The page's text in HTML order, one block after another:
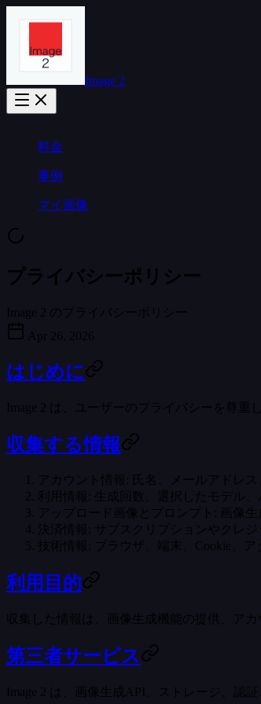
Image 2
料金
事例
マイ画像
プライバシーポリシー
Image 2 のプライバシーポリシー
Apr 26, 2026
はじめに
Image 2 は、ユーザーのプライバシーを尊
収集する情報
アカウント情報
: 氏名、メールアドレ
利用情報
: 生成回数、選択したモデル
アップロード画像とプロンプト
: 画像
決済情報
: サブスクリプションやクレ
技術情報
: ブラウザ、端末、Cookie、ア
利用目的
収集した情報は、画像生成機能の提供、ア
第三者サービス
Image 2 は、画像生成API、ストレージ、認